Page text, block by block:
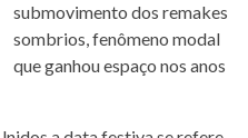
submovimento dos remakes
sombrios, fenômeno modal
que ganhou espaço nos anos